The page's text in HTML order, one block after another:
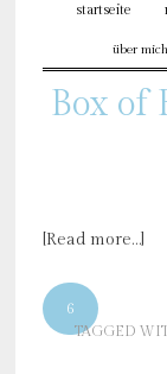
startseite
über mich
Box of
[Read more…]
6
TAGGED